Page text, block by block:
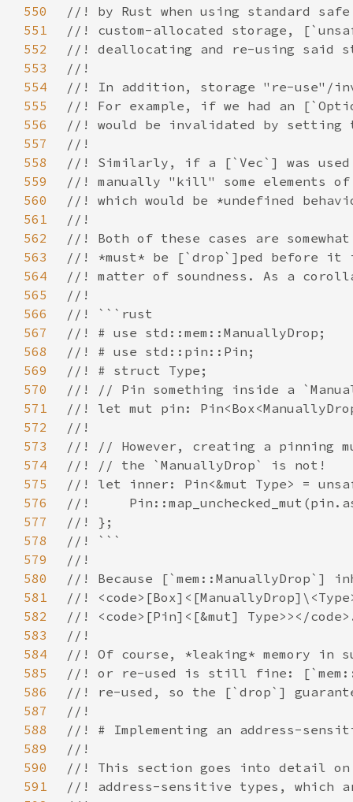
550
551
552
553
554
555
556
557
558
559
560
561
562
563
564
565
566
567
568
569
570
571
572
573
574
575
576
577
578
579
580
581
582
583
584
585
586
587
588
589
590
591